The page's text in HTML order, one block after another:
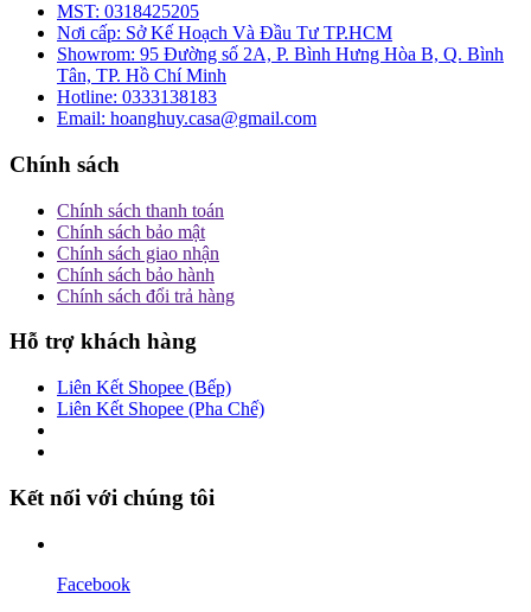
MST: 0318425205
Nơi cấp: Sở Kế Hoạch Và Đầu Tư TP.HCM
Showrom: 95 Đường số 2A, P. Bình Hưng Hòa B, Q. Bình
Tân, TP. Hồ Chí Minh
Hotline: 0333138183
Email: hoanghuy.casa@gmail.com
Chính sách
Chính sách thanh toán
Chính sách bảo mật
Chính sách giao nhận
Chính sách bảo hành
Chính sách đổi trả hàng
Hỗ trợ khách hàng
Liên Kết Shopee (Bếp)
Liên Kết Shopee (Pha Chế)
Kết nối với chúng tôi
Facebook